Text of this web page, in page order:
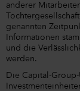
anderer
genannten
Informationen
und die
werden.
Die Capital-